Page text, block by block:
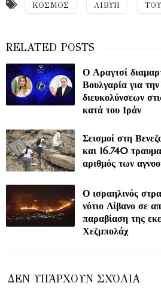
ΚΟΣΜΟΣ ΛΙΒΥΗ
Ο Αραγτσί
Βουλγαρία για
διευκολύνσεων
κατά του Ιράν
Σεισμοί στη
και 16.740
αριθμός των
Ο ισραηλινός
νότιο Λίβανο σε
παραβίαση της
Χεζμπολάχ
ΔΕΝ ΥΠΆΡΧΟΥΝ ΣΧΌΛΙΑ